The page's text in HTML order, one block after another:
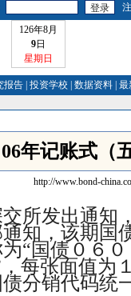
126年8月
9日
星期日
报告 投资学校 数据资料 最
06年记账式（
http://www.bond-
所发出通知
知，该期国
“国债０６
每张面值为
分销代码统